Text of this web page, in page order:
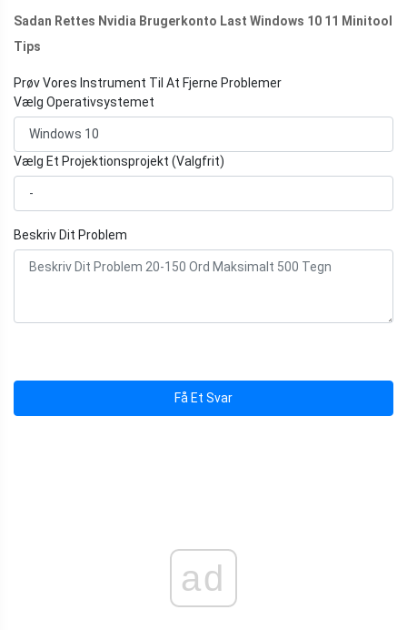
Sadan Rettes Nvidia Brugerkonto Last Windows 10 11 Minitool
Tips
Prøv Vores Instrument Til At Fjerne Problemer
Vælg Operativsystemet
Vælg Et Projektionsprojekt (Valgfrit)
Beskriv Dit Problem
Få Et Svar
ad